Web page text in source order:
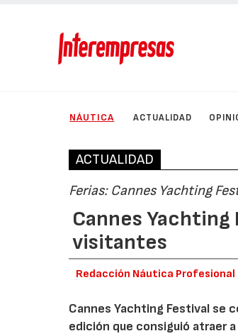
NÁUTICA ACTUALIDAD
ACTUALIDAD
Ferias: Cannes Yachting
Cannes
visitantes
Redacción Náutica Profesional
Cannes Yachting Festival se
edición que consiguió atraer